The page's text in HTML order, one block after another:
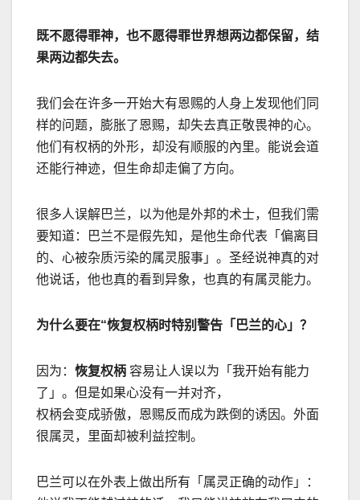
既不愿得罪神，也不愿得罪世界想两边都保留，结
果两边都失去。
我们会在许多一开始大有恩赐的人身上发现他们同
样的问题，膨胀了恩赐，却失去真正敬畏神的心。
他们有权柄的外形，却没有顺服的內里。能说会道
还能行神迹，但生命却走偏了方向。
很多人误解巴兰，以为他是外邦的术士，但我们需
要知道：巴兰不是假先知，是他生命代表「偏离目
的、心被杂质污染的属灵服事」。圣经说神真的对
他说话，他也真的看到异象，也真的有属灵能力。
为什么要在“恢复权柄时特别警告「巴兰的心」？
因为： 恢复权柄 容易让人误以为「我开始有能力
了」。但是如果心没有一并对齐，
权柄会变成骄傲，恩赐反而成为跌倒的诱因。外面
很属灵，里面却被利益控制。
巴兰可以在外表上做出所有「属灵正确的动作」：